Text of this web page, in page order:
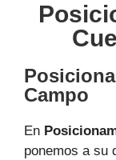
Campo
En
ponemos a su